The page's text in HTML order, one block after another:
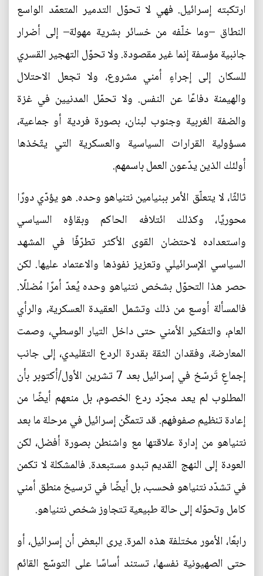
ارتكبته إسرائيل. فهي لا تحوّل التدمير المتعمّد الواسع
النطاق –وما خلّفه من خسائر بشرية مهولة– إلى أضرار
جانبية مؤسفة إنما غير مقصودة. ولا تحوّل التهجير القسري
للسكان إلى إجراءٍ أمني مشروع، ولا تجعل الاحتلال
والهيمنة دفاعًا عن النفس. ولا تحمّل المدنيين في غزة
والضفة الغربية وجنوب لبنان، بصورة فردية أو جماعية،
مسؤولية القرارات السياسية والعسكرية التي يتّخذها
أولئك الذين يدّعون العمل باسمهم.
ثالثًا، لا يتعلّق الأمر ببنيامين نتنياهو وحده. هو يؤدّي دورًا
محوريًا، وكذلك ائتلافه الحاكم وبقاؤه السياسي
واستعداده لاحتضان القوى الأكثر تطرّفًا في المشهد
السياسي الإسرائيلي وتعزيز نفوذها والاعتماد عليها. لكن
حصر هذا التحوّل بشخص نتنياهو وحده يُعدّ أمرًا مُضللًا.
فالمسألة أوسع من ذلك وتشمل العقيدة العسكرية، والرأي
العام، والتفكير الأمني حتى داخل التيار الوسطي، وصمت
المعارضة، وفقدان الثقة بقدرة الردع التقليدي، إلى جانب
إجماعٍ تَرسّخ في إسرائيل بعد 7 تشرين الأول/أكتوبر بأن
المطلوب لم يعد مجرّد ردع الخصوم، بل منعهم أيضًا من
إعادة تنظيم صفوفهم. قد تتمكّن إسرائيل في مرحلة ما بعد
نتنياهو من إدارة علاقتها مع واشنطن بصورة أفضل، لكن
العودة إلى النهج القديم تبدو مستبعدة. فالمشكلة لا تكمن
في تشدّد نتنياهو فحسب، بل أيضًا في ترسيخ منطق أمني
كامل وتحوّله إلى حالة طبيعية تتجاوز شخص نتنياهو.
رابعًا، الأمور مختلفة هذه المرة. يرى البعض أن إسرائيل، أو
حتى الصهيونية نفسها، تستند أساسًا على التوسّع القائم